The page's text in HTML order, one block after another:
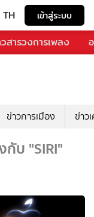
TH เข้าสู่ระบบ
สารวงการเพลง
ข่าวการเมือง ข่าว
กับ "SIRI"